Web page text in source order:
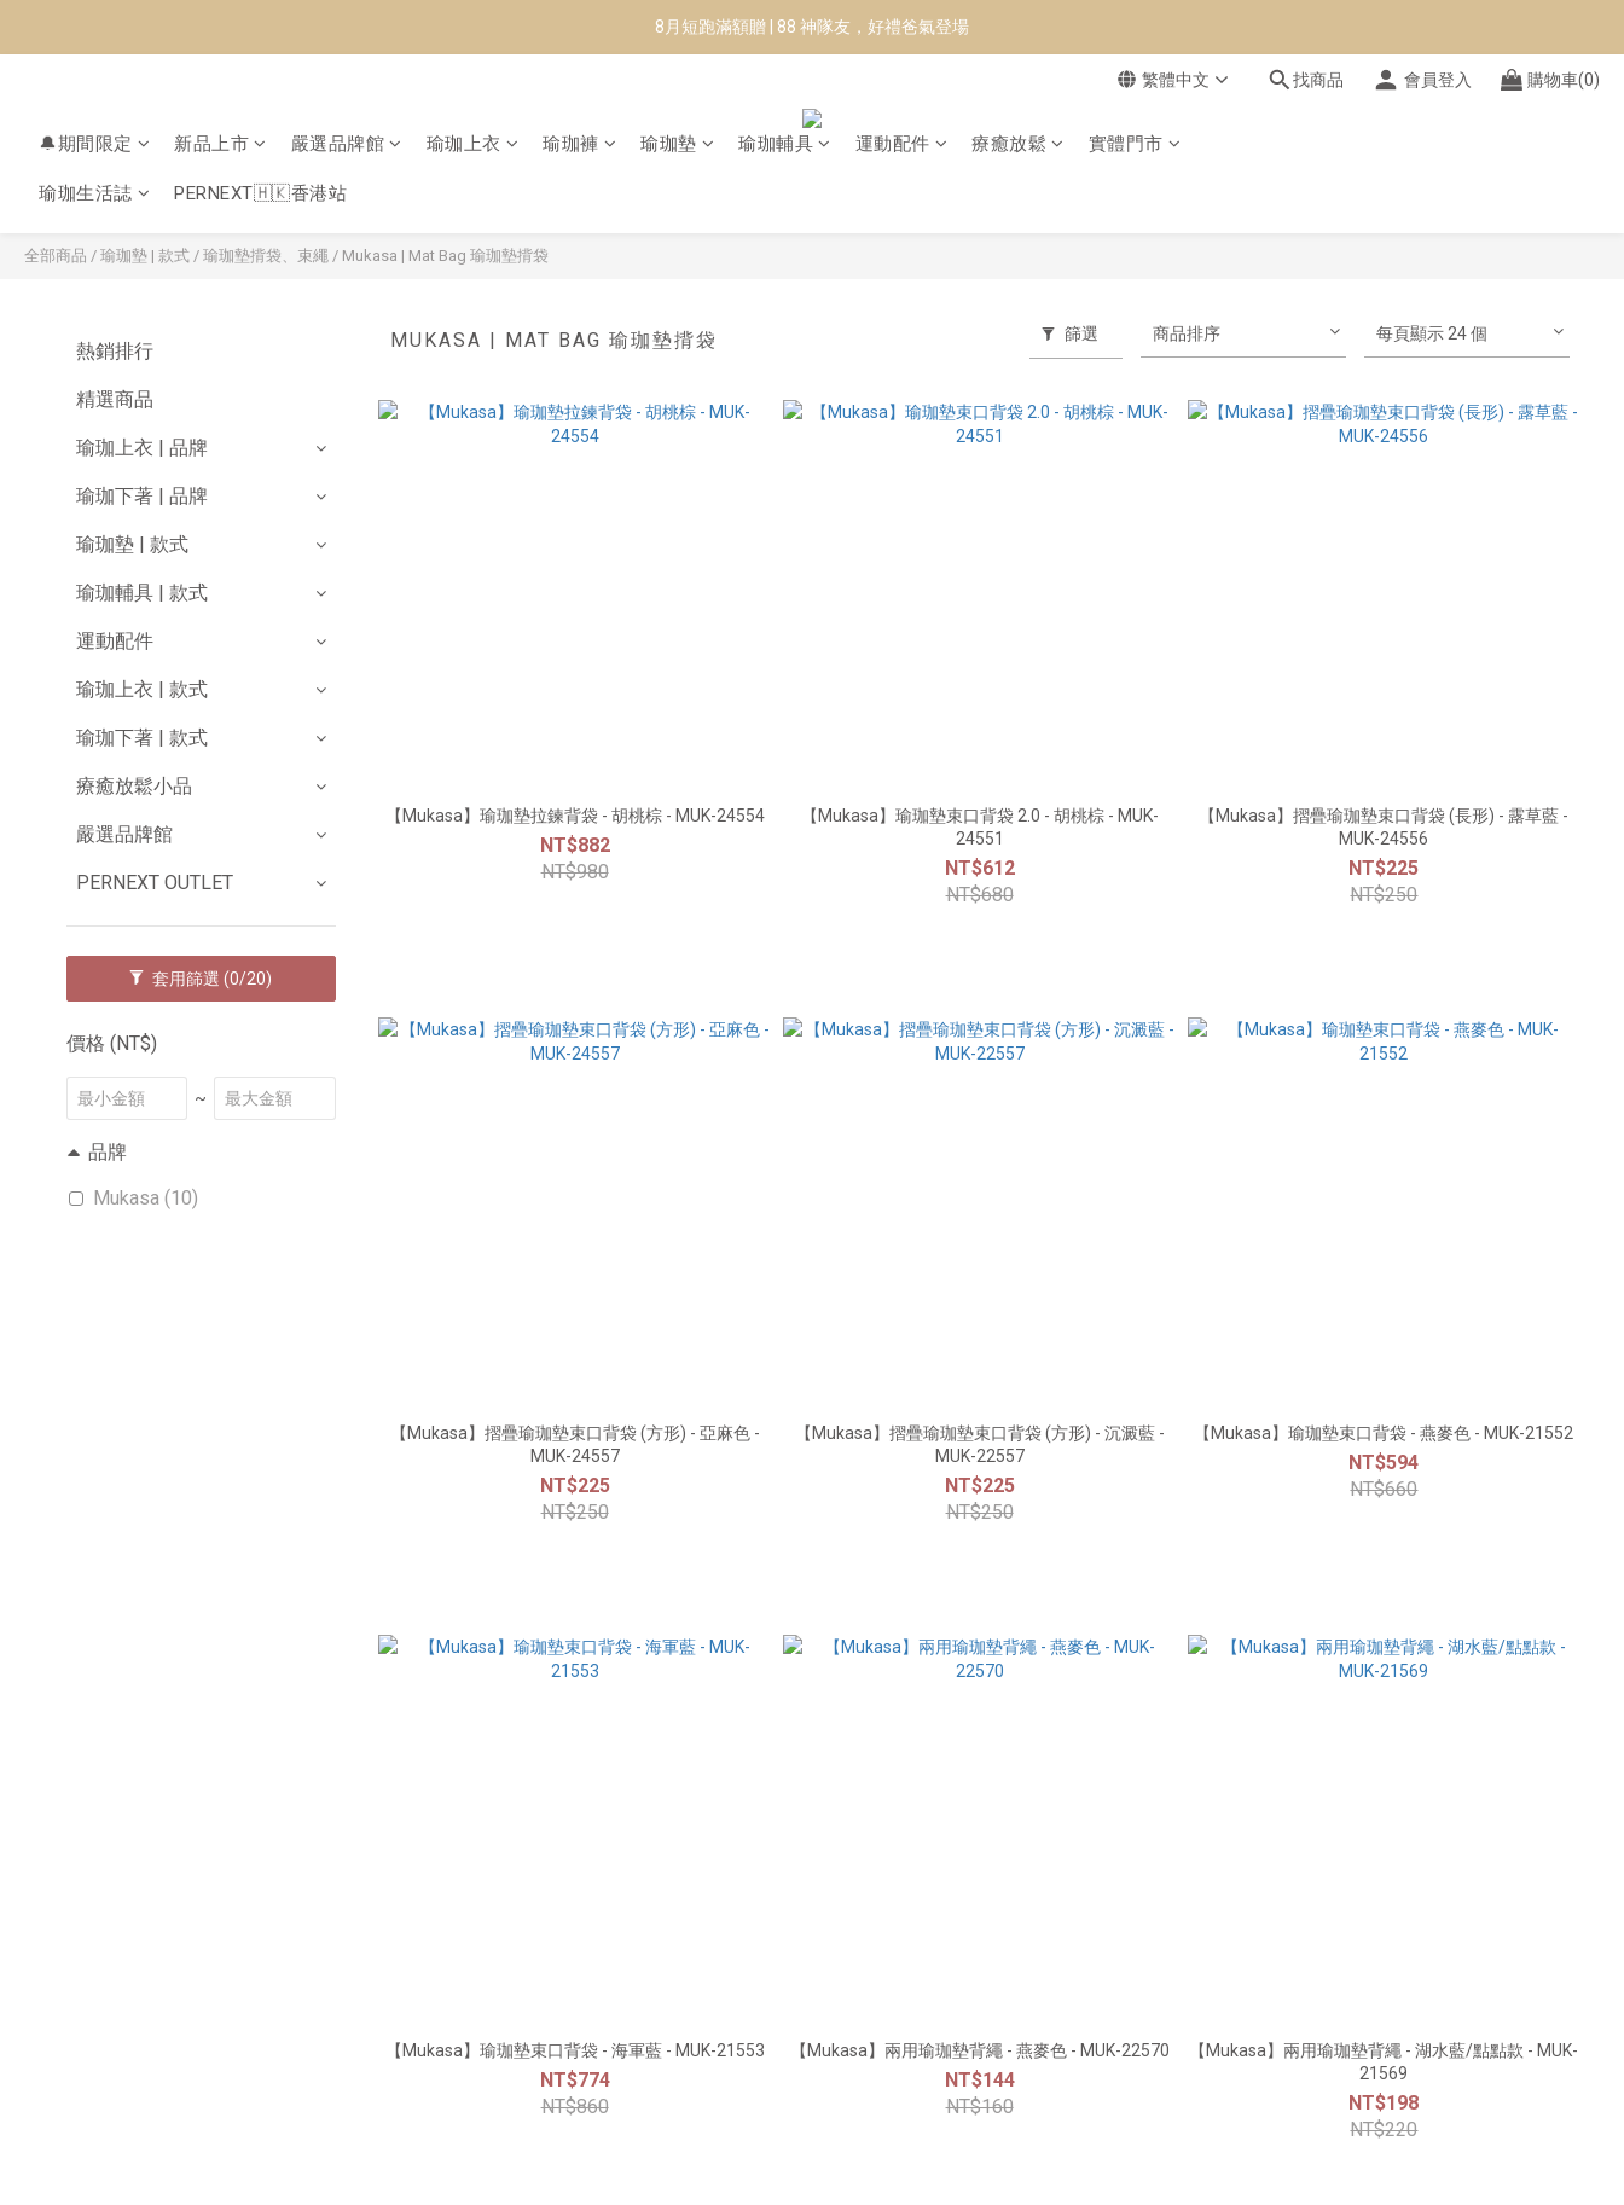
8月短跑滿額贈 | 88 神隊友，好禮爸氣登場
8月短跑滿額贈 | 88 神隊友，好禮爸氣登場
Manduka-跟著青蛙去旅行｜快閃第二站-台南
繁體中文 找商品 會員登入 購物車(0)
🔔期間限定 新品上市 嚴選品牌館 瑜珈上衣 瑜珈褲 瑜珈墊 瑜珈輔具 運動配件 療癒放鬆 實體門市
瑜珈生活誌 PERNEXT🇭🇰香港站
全部商品 / 瑜珈墊 | 款式 / 瑜珈墊揹袋、束繩 / Mukasa | Mat Bag 瑜珈墊揹袋
熱銷排行
精選商品
瑜珈上衣 | 品牌
瑜珈下著 | 品牌
瑜珈墊 | 款式
瑜珈輔具 | 款式
運動配件
瑜珈上衣 | 款式
瑜珈下著 | 款式
療癒放鬆小品
嚴選品牌館
PERNEXT OUTLET
套用篩選(0/20)
價格 (NT$)
~
品牌
Mukasa (10)
MUKASA | MAT BAG 瑜珈墊揹袋 篩選 商品排序 每頁顯示 24 個
【Mukasa】瑜珈墊拉鍊背袋 - 胡桃棕 - MUK-24554
NT$882
NT$980
【Mukasa】瑜珈墊束口背袋 2.0 - 胡桃棕 - MUK-
24551
NT$612
NT$680
【Mukasa】摺疊瑜珈墊束口背袋 (長形) - 露草藍 -
MUK-24556
NT$225
NT$250
【Mukasa】摺疊瑜珈墊束口背袋 (方形) - 亞麻色 -
MUK-24557
NT$225
NT$250
【Mukasa】摺疊瑜珈墊束口背袋 (方形) - 沉澱藍 -
MUK-22557
NT$225
NT$250
【Mukasa】瑜珈墊束口背袋 - 燕麥色 - MUK-21552
NT$594
NT$660
【Mukasa】瑜珈墊束口背袋 - 海軍藍 - MUK-21553
NT$774
NT$860
【Mukasa】兩用瑜珈墊背繩 - 燕麥色 - MUK-22570
NT$144
NT$160
【Mukasa】兩用瑜珈墊背繩 - 湖水藍/點點款 - MUK-
21569
NT$198
NT$220